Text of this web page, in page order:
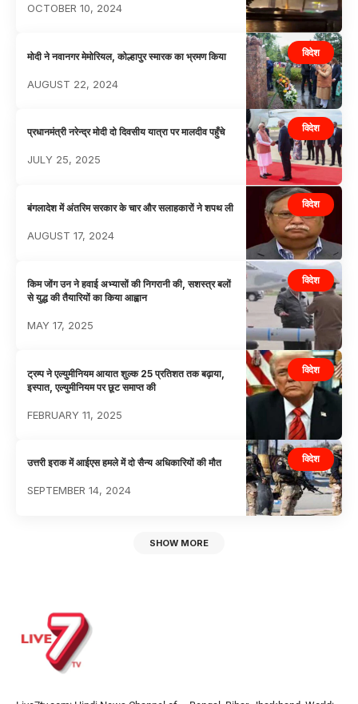
OCTOBER 10, 2024
विदेश
मोदी ने नवानगर मेमोरियल, कोल्हापुर स्मारक का भ्रमण किया
AUGUST 22, 2024
विदेश
प्रधानमंत्री नरेन्द्र मोदी दो दिवसीय यात्रा पर मालदीव पहुँचे
JULY 25, 2025
विदेश
बंगलादेश में अंतरिम सरकार के चार और सलाहकारों ने शपथ ली
AUGUST 17, 2024
विदेश
किम जोंग उन ने हवाई अभ्यासों की निगरानी की, सशस्त्र बलों
से युद्ध की तैयारियों का किया आह्वान
MAY 17, 2025
विदेश
ट्रम्प ने एल्युमीनियम आयात शुल्क 25 प्रतिशत तक बढ़ाया,
इस्पात, एल्युमीनियम पर छूट समाप्त की
FEBRUARY 11, 2025
विदेश
उत्तरी इराक में आईएस हमले में दो सैन्य अधिकारियों की मौत
SEPTEMBER 14, 2024
SHOW MORE